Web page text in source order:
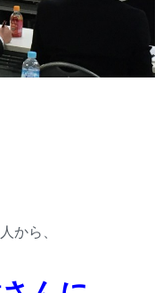
から、